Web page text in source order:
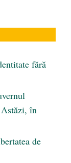
fără
în
de